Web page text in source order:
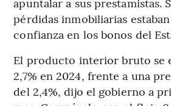
pérdidas inmobiliarias
confianza en los bonos del
El producto interior bruto se
2,7% en 2024, frente a una
del 2,4%, dijo el gobierno a